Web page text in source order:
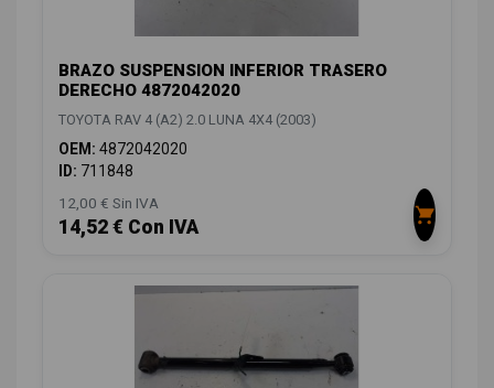
BRAZO SUSPENSION INFERIOR TRASERO
DERECHO 4872042020
TOYOTA RAV 4 (A2) 2.0 LUNA 4X4 (2003)
OEM: 4872042020
ID: 711848
12,00 € Sin IVA
14,52 € Con IVA